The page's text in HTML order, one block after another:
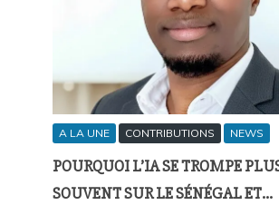
A LA UNE CONTRIBUTIONS NEWS
POURQUOI L’IA SE TROMPE
SOUVENT SUR LE SÉNÉGAL ET